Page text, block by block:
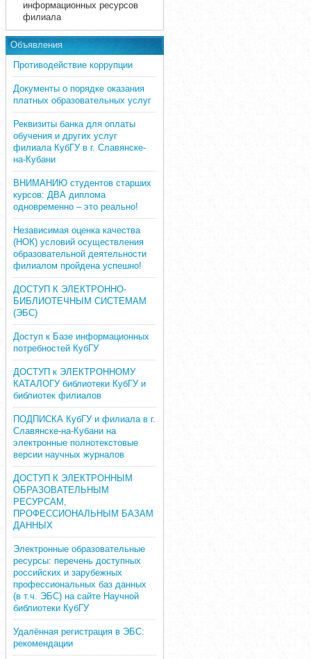
информационных ресурсов
филиала
Объявления
Противодействие коррупции
Документы о порядке оказания
платных образовательных услуг
Реквизиты банка для оплаты
обучения и других услуг
филиала КубГУ в г. Славянске-
на-Кубани
ВНИМАНИЮ студентов старших
курсов: ДВА диплома
одновременно – это реально!
Независимая оценка качества
(НОК) условий осуществления
образовательной деятельности
филиалом пройдена успешно!
ДОСТУП К ЭЛЕКТРОННО-
БИБЛИОТЕЧНЫМ СИСТЕМАМ
(ЭБС)
Доступ к Базе информационных
потребностей КубГУ
ДОСТУП к ЭЛЕКТРОННОМУ
КАТАЛОГУ библиотеки КубГУ и
библиотек филиалов
ПОДПИСКА КубГУ и филиала в г.
Славянске-на-Кубани на
электронные полнотекстовые
версии научных журналов
ДОСТУП К ЭЛЕКТРОННЫМ
ОБРАЗОВАТЕЛЬНЫМ
РЕСУРСАМ,
ПРОФЕССИОНАЛЬНЫМ БАЗАМ
ДАННЫХ
Электронные образовательные
ресурсы: перечень доступных
российских и зарубежных
профессиональных баз данных
(в т.ч. ЭБС) на сайте Научной
библиотеки КубГУ
Удалённая регистрация в ЭБС:
рекомендации